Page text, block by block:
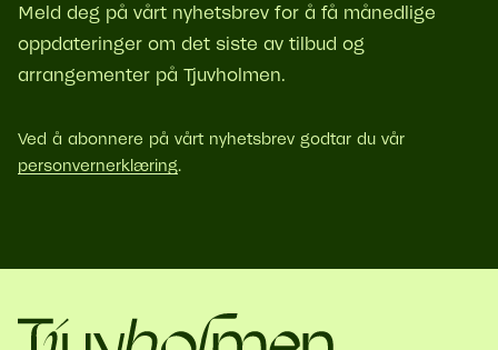
Meld deg på vårt nyhetsbrev for å få månedlige
oppdateringer om det siste av tilbud og
arrangementer på Tjuvholmen.
Ved å abonnere på vårt nyhetsbrev godtar du vår
personvernerklæring.